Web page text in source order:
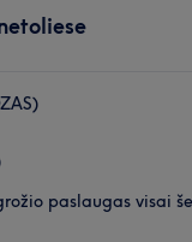
paslaugas visai